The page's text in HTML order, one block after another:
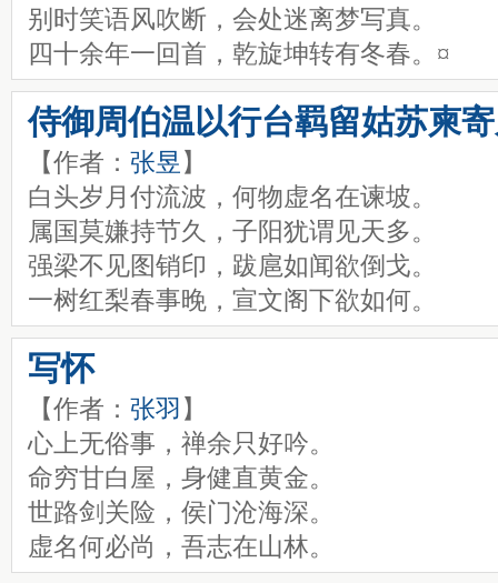
别时笑语风吹断，会处迷离梦写真。
四十余年一回首，乾旋坤转有冬春。¤
侍御周伯温以行台羁留姑苏柬
【作者： 张昱 】
白头岁月付流波，何物虚名在谏坡。
属国莫嫌持节久，子阳犹谓见天多。
强梁不见图销印，跋扈如闻欲倒戈。
一树红梨春事晚，宣文阁下欲如何。
写怀
【作者： 张羽 】
心上无俗事，禅余只好吟。
命穷甘白屋，身健直黄金。
世路剑关险，侯门沧海深。
虚名何必尚，吾志在山林。